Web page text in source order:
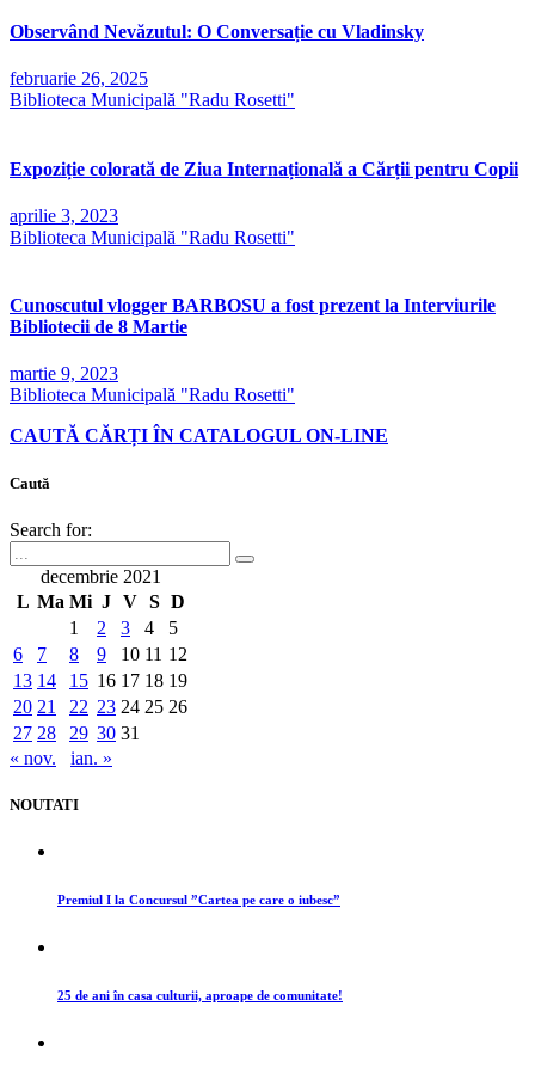
Observând Nevăzutul: O Conversație cu Vladinsky
februarie 26, 2025
Biblioteca Municipală "Radu Rosetti"
Expoziție colorată de Ziua Internațională a Cărții pentru Copii
aprilie 3, 2023
Biblioteca Municipală "Radu Rosetti"
Cunoscutul vlogger BARBOSU a fost prezent la Interviurile
Bibliotecii de 8 Martie
martie 9, 2023
Biblioteca Municipală "Radu Rosetti"
CAUTĂ CĂRȚI ÎN CATALOGUL ON-LINE
Caută
Search for:
decembrie 2021
L Ma Mi J V S D
1
2 3 4
5
6
7 8 9 10 11 12
13 14 15 16 17 18 19
20 21 22 23 24 25 26
27 28 29 30 31
« nov.
ian. »
NOUTATI
Premiul I la Concursul ”Cartea pe care o iubesc”
25 de ani în casa culturii, aproape de comunitate!